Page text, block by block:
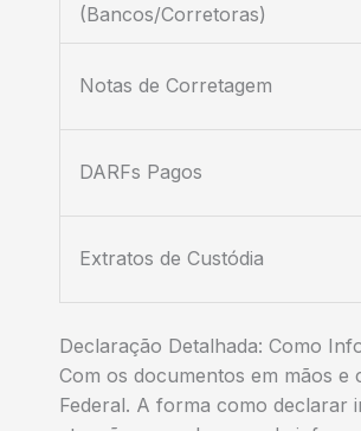
(Bancos/Corretoras)
Notas de Corretagem
DARFs Pagos
Extratos de Custódia
Declaração Detalhada: Como
Com os documentos em mãos e
Federal. A forma como declarar